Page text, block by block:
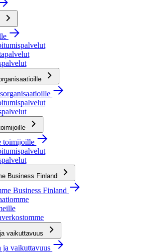
toimijoille
Business Finland
Business Finland
vaikuttavuus
ja vaikuttavuus